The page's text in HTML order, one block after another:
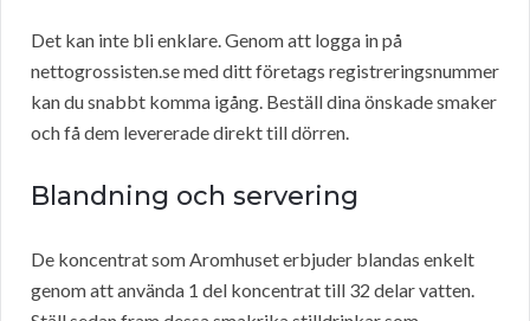
Det kan inte bli enklare. Genom att logga in på
nettogrossisten.se med ditt företags registreringsnummer
kan du snabbt komma igång. Beställ dina önskade smaker
och få dem levererade direkt till dörren.
Blandning och servering
De koncentrat som Aromhuset erbjuder blandas enkelt
genom att använda 1 del koncentrat till 32 delar vatten.